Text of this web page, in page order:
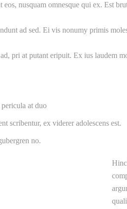
nusquam omnesque qui ex. Est
ad sed. Ei vis nonumy primis
pri at putant eripuit. Ex ius laudem
at duo
scribentur, ex viderer adolescens est.
no.